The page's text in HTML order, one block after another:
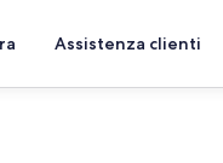
Assistenza clienti